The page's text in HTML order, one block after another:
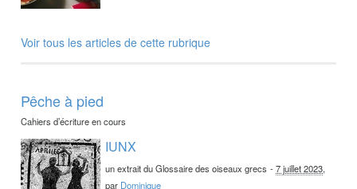
Voir tous les articles de cette rubrique
Pêche à pied
Cahiers d’écriture en cours
IUNX
un extrait du Glossaire des oiseaux grecs -7 juillet 2023,
par Dominique